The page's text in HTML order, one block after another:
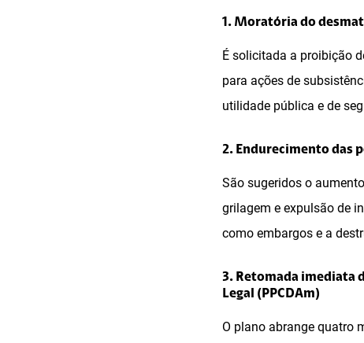
1. Moratória do
É solicitada a proibição
para ações de
utilidade pública e de
2. Endurecimento das
São sugeridos o
grilagem e expulsão de
como embargos e a
3. Retomada imediata
Legal (PPCDAm)
O plano abrange quatro